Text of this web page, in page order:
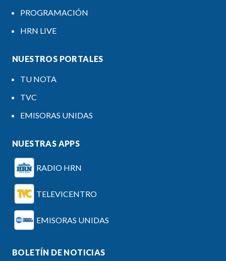
PROGRAMACIÓN
HRN LIVE
NUESTROS PORTALES
TU NOTA
TVC
EMISORAS UNIDAS
NUESTRAS APPS
RADIO HRN
TELEVICENTRO
EMISORAS UNIDAS
BOLETÍN DE NOTICIAS